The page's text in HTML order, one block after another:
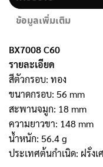
ข้อมูลเพิ่มเติม
BX7008 C60
รายละเอียด
สีตัวกรอบ: ทอง
ขนาดกรอบ: 56 mm
สะพานจมูก: 18 mm
ความยาวขา: 148 mm
น้ำหนัก: 56.4 g
ประเทศต้นกำเนิด: ฝรั่งเ